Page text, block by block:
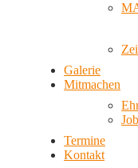
Galerie
Mitmachen
Termine
Kontakt